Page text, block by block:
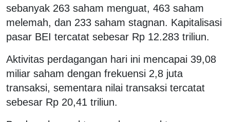
sebanyak 263 saham menguat, 463 saham
melemah, dan 233 saham stagnan. Kapitalisasi
pasar BEI tercatat sebesar Rp 12.283 triliun.
Aktivitas perdagangan hari ini mencapai 39,08
miliar saham dengan frekuensi 2,8 juta
transaksi, sementara nilai transaksi tercatat
sebesar Rp 20,41 triliun.